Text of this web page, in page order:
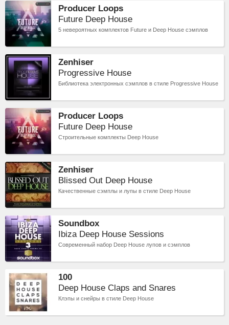
Producer Loops
Future Deep House
5 невероятных комплектов Future и Deep House сэмплов
Zenhiser
Progressive House
Библиотека электронных сэмплов в стиле Progressive House
Producer Loops
Future Deep House
Строительные комплекты Deep House
Zenhiser
Blissed Out Deep House
Качественные сэмплы и лупы в стиле Deep House
Soundbox
Ibiza Deep House Sessions
Современный набор Deep House лупов и сэмплов
100
Deep House Claps and Snares
Клэпы и снейры в стиле Deep House